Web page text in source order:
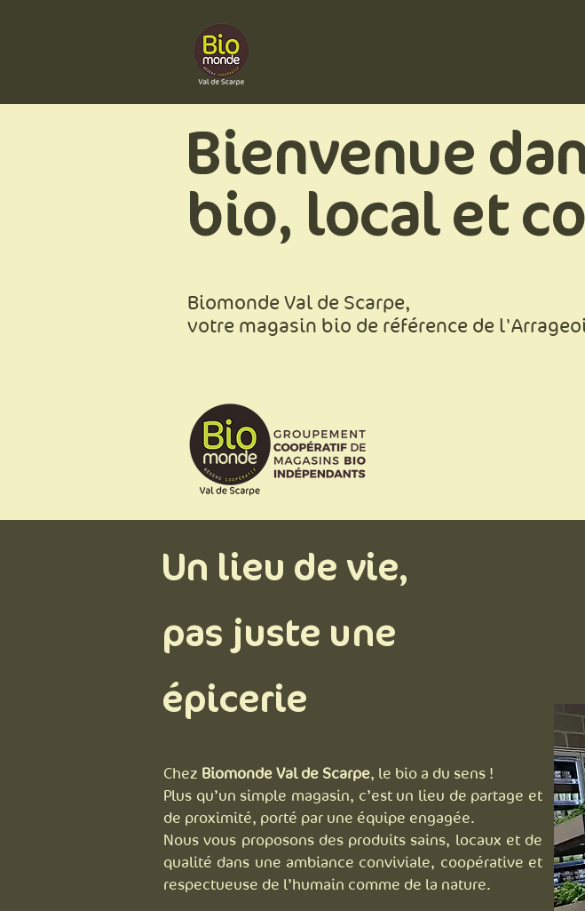
Bienvenue
bio, local et
Biomonde Val de Scarpe,
votre magasin bio de référence de
Un lieu de vie,
pas juste une
épicerie
Chez Biomonde Val de Scarpe, le bio a du sens !
Plus qu’un simple magasin, c’est un lieu de partage et
de proximité, porté par une équipe engagée.
Nous vous proposons des produits sains, locaux et de
qualité dans une ambiance conviviale, coopérative et
respectueuse de l’humain comme de la nature.